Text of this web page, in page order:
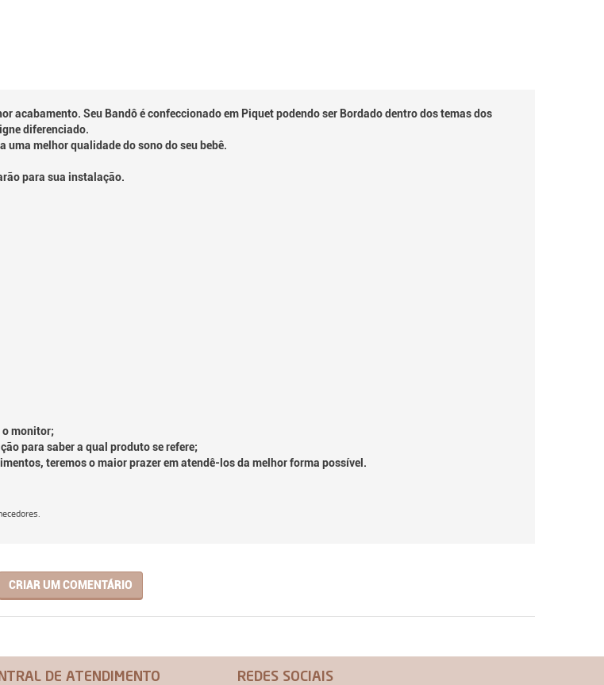
acabamento. Seu Bandô é confeccionado em Piquet podendo ser Bordado dentro dos temas dos
diferenciado.
uma melhor qualidade do sono do seu bebê.
para sua instalação.
o monitor;
para saber a qual produto se refere;
teremos o maior prazer em atendê-los da melhor forma possível.
CRIAR UM COMENTÁRIO
DE ATENDIMENTO REDES SOCIAIS